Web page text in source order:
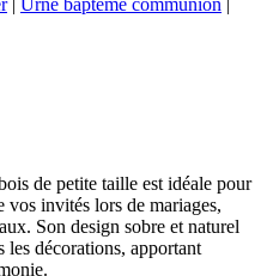
de petite taille est idéale pour
vos invités lors de mariages,
Son design sobre et naturel
les décorations, apportant